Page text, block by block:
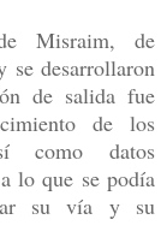
Misraim, de
se desarrollaron
de salida fue
de los
como datos
lo que se podía
su vía y su